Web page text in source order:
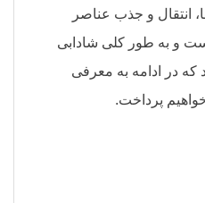
انتقال و جذب عناصر
و به طور کلی شادابی
در ادامه به معرفی
پرداخت.